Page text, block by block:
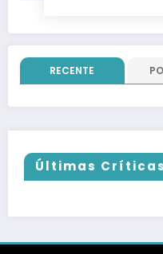
RECENTE
Últimas